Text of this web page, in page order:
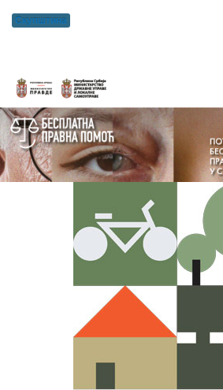
Скупштина